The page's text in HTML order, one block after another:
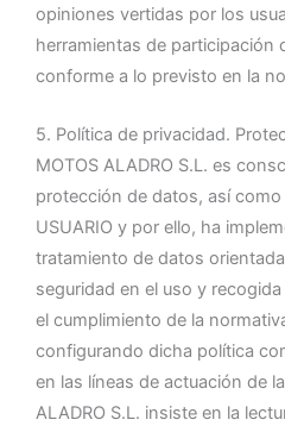
opiniones vertidas por los
herramientas de participación
conforme a lo previsto en la
5. Política de privacidad.
MOTOS ALADRO S.L. es
protección de datos, así
USUARIO y por ello, ha
tratamiento de datos
seguridad en el uso y
el cumplimiento de la
configurando dicha política
en las líneas de actuación de
ALADRO S.L. insiste en la